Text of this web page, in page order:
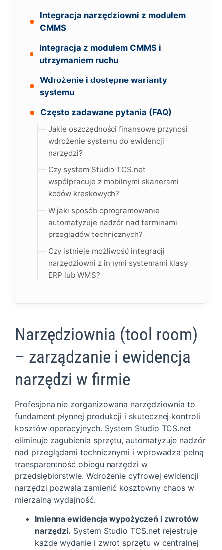
Integracja narzędziowni z modułem
CMMS
Integracja z modułem CMMS i
utrzymaniem ruchu
Wdrożenie i dostępne warianty
systemu
Często zadawane pytania (FAQ)
Jakie oszczędności finansowe przynosi
wdrożenie systemu do ewidencji
narzędzi?
Czy system Studio TCS.net
współpracuje z mobilnymi skanerami
kodów kreskowych?
W jaki sposób oprogramowanie
automatyzuje nadzór nad terminami
przeglądów technicznych?
Czy istnieje możliwość integracji
narzędziowni z innymi systemami klasy
ERP lub WMS?
Narzędziownia (tool room)
– zarządzanie i ewidencja
narzędzi w firmie
Profesjonalnie zorganizowana narzędziownia to
fundament płynnej produkcji i skutecznej kontroli
kosztów operacyjnych. System Studio TCS.net
eliminuje zagubienia sprzętu, automatyzuje nadzór
nad przeglądami technicznymi i wprowadza pełną
transparentność obiegu narzędzi w
przedsiębiorstwie. Wdrożenie cyfrowej ewidencji
narzędzi pozwala zamienić kosztowny chaos w
mierzalną wydajność.
Imienna ewidencja wypożyczeń i zwrotów
narzędzi. System Studio TCS.net rejestruje
każde wydanie i zwrot sprzętu w centralnej